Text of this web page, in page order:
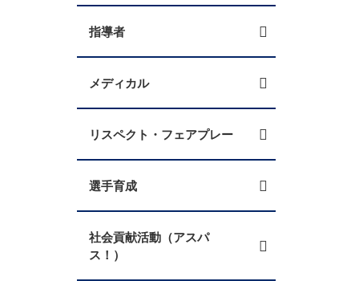
指導者
メディカル
リスペクト・フェアプレー
選手育成
社会貢献活動（アスパ
ス！）